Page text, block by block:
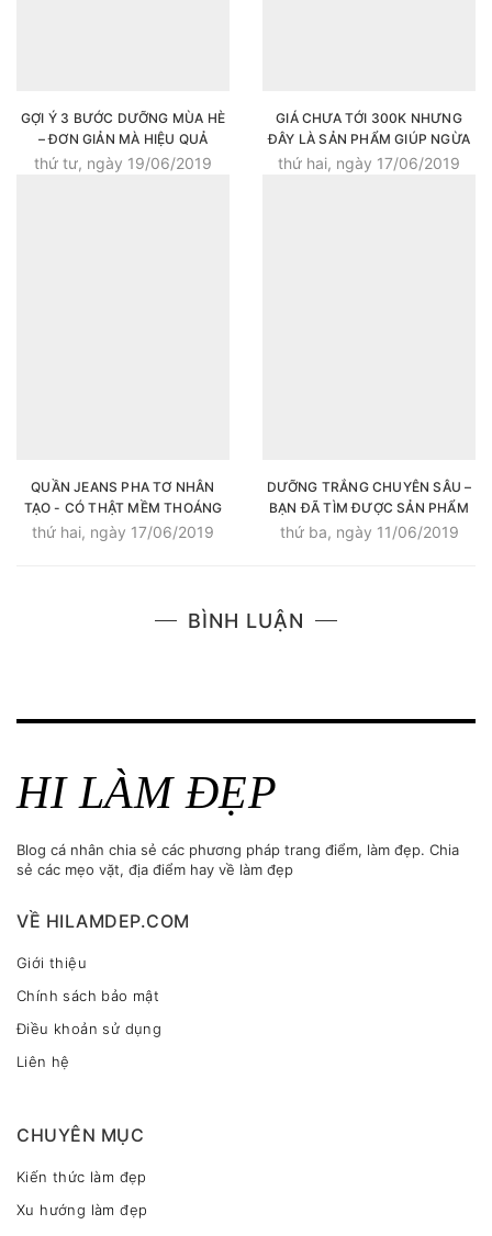
GỢI Ý 3 BƯỚC DƯỠNG MÙA HÈ
– ĐƠN GIẢN MÀ HIỆU QUẢ
thứ tư, ngày 19/06/2019
GIÁ CHƯA TỚI 300K NHƯNG
ĐÂY LÀ SẢN PHẨM GIÚP NGỪA
THÂM SẸO SAU KHI NẶN MỤN
thứ hai, ngày 17/06/2019
QUẦN JEANS PHA TƠ NHÂN
TẠO - CÓ THẬT MỀM THOÁNG
NHƯ QUẦN VẢI?
thứ hai, ngày 17/06/2019
DƯỠNG TRẮNG CHUYÊN SÂU –
BẠN ĐÃ TÌM ĐƯỢC SẢN PHẨM
THÍCH HỢP?
thứ ba, ngày 11/06/2019
BÌNH LUẬN
HI LÀM ĐẸP
Blog cá nhân chia sẻ các phương pháp trang điểm, làm đẹp. Chia
sẻ các mẹo vặt, địa điểm hay về làm đẹp
VỀ HILAMDEP.COM
Giới thiệu
Chính sách bảo mật
Điều khoản sử dụng
Liên hệ
CHUYÊN MỤC
Kiến thức làm đẹp
Xu hướng làm đẹp